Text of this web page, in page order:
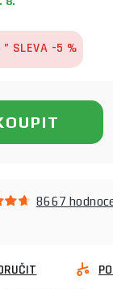
SLEVA -5 %
8667